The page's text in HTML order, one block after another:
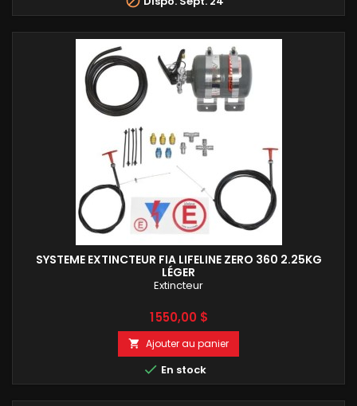
SYSTEME EXTINCTEUR FIA LIFELINE ZERO 360 2.25KG
LÉGER
Extincteur
Prix
1 550,00 $
 Ajouter au panier
 En stock